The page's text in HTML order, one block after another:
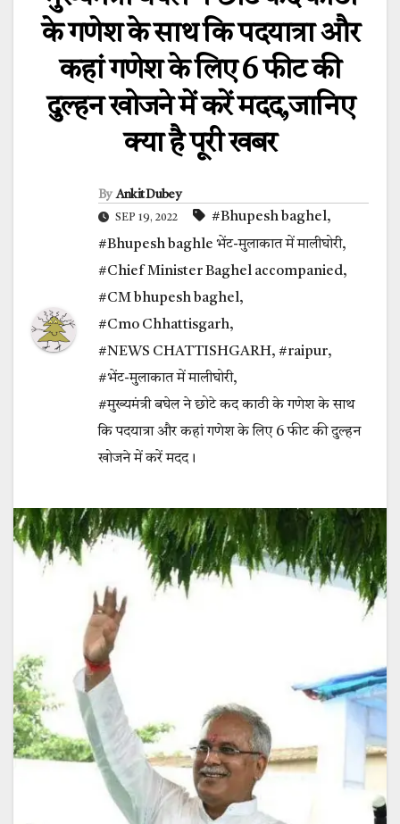
के गणेश के साथ कि पदयात्रा और
कहां गणेश के लिए 6 फीट की
दुल्हन खोजने में करें मदद,जानिए
क्या है पूरी खबर
By Ankit Dubey
SEP 19, 2022 #Bhupesh baghel,
#Bhupesh baghle भेंट-मुलाकात में मालीघोरी,
#Chief Minister Baghel accompanied,
#CM bhupesh baghel,
#Cmo Chhattisgarh,
#NEWS CHATTISHGARH, #raipur,
#भेंट-मुलाकात में मालीघोरी,
#मुख्यमंत्री बघेल ने छोटे कद काठी के गणेश के साथ
कि पदयात्रा और कहां गणेश के लिए 6 फीट की दुल्हन
खोजने में करें मदद।